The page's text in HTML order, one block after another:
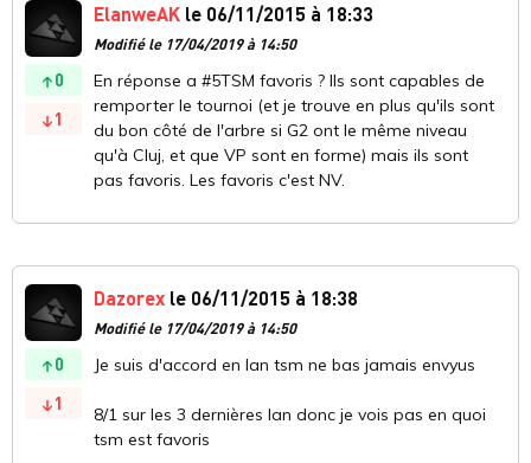
0
1
ElanweAK le 06/11/2015 à 18:33
Modifié le 17/04/2019 à 14:50
En réponse a #5TSM favoris ? Ils sont capables de
remporter le tournoi (et je trouve en plus qu'ils sont
du bon côté de l'arbre si G2 ont le même niveau
qu'à Cluj, et que VP sont en forme) mais ils sont
pas favoris. Les favoris c'est NV.
0
1
Dazorex le 06/11/2015 à 18:38
Modifié le 17/04/2019 à 14:50
Je suis d'accord en lan tsm ne bas jamais envyus
8/1 sur les 3 dernières lan donc je vois pas en quoi
tsm est favoris